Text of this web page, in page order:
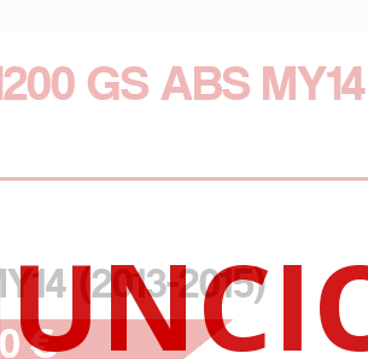
GS ABS
(2013-2015)
€